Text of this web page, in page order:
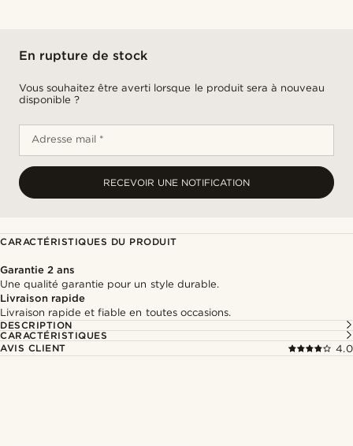
En rupture de stock
Vous souhaitez être averti lorsque le produit sera à nouveau
disponible ?
Adresse mail *
RECEVOIR UNE NOTIFICATION
CARACTÉRISTIQUES DU PRODUIT
Garantie 2 ans
Une qualité garantie pour un style durable.
Livraison rapide
Livraison rapide et fiable en toutes occasions.
DESCRIPTION
CARACTÉRISTIQUES
AVIS CLIENT
4.0